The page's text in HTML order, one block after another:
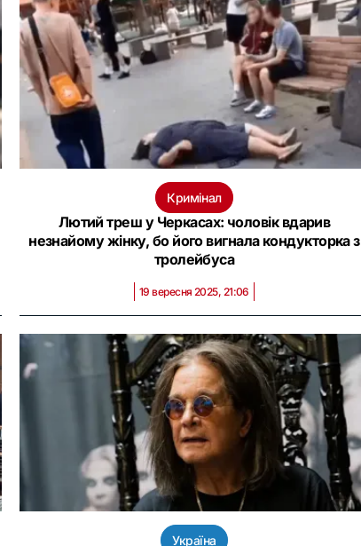
Кримінал
Лютий треш у Черкасах: чоловік вдарив
незнайому жінку, бо його вигнала кондукторка з
тролейбуса
19 вересня 2025, 21:06
Україна